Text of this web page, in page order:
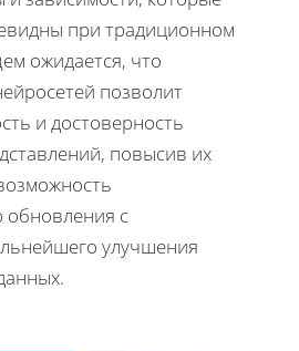
при традиционном
ожидается, что
позволит
и достоверность
повысив их
обновления с
улучшения